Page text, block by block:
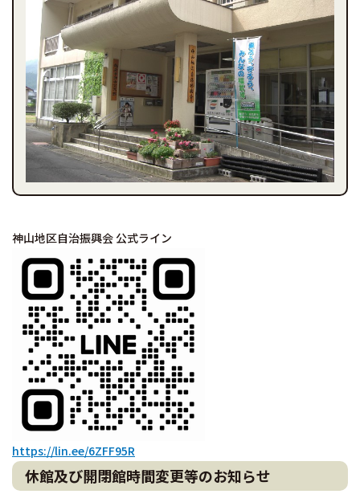
神山地区自治振興会 公式ライン
https://lin.ee/6ZFF95R
休館及び開閉館時間変更等のお知らせ